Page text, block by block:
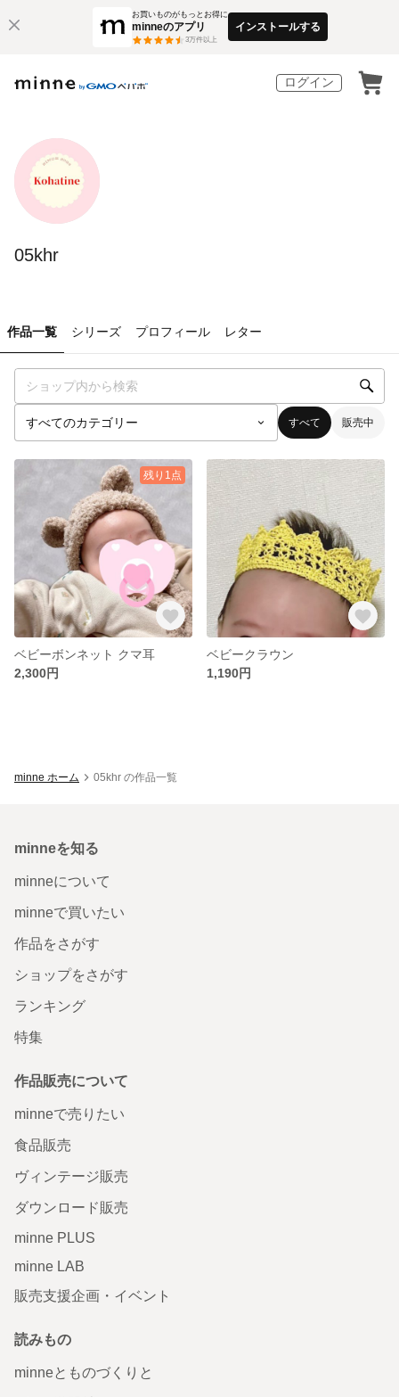
お買いものがもっとお得に
minneのアプリ
3万件以上
インストールする
ログイン
05khr
作品一覧 シリーズ プロフィール レター
すべて 販売中
残り1点
ベビーボンネット クマ耳
2,300円
ベビークラウン
1,190円
minne ホーム 05khr の作品一覧
minneを知る
minneについて
minneで買いたい
作品をさがす
ショップをさがす
ランキング
特集
作品販売について
minneで売りたい
食品販売
ヴィンテージ販売
ダウンロード販売
minne PLUS
minne LAB
販売支援企画・イベント
読みもの
minneとものづくりと